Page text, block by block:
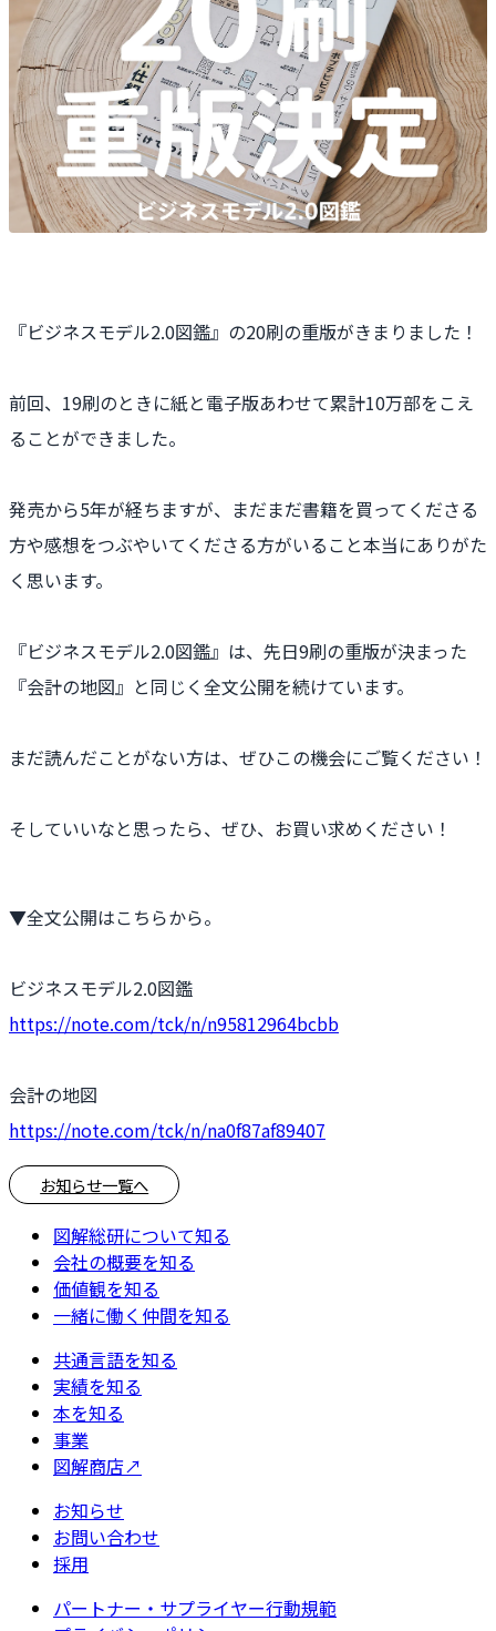
『ビジネスモデル2.0図鑑』の20刷の重版がきまりました！
前回、19刷のときに紙と電子版あわせて累計10万部をこえ
ることができました。
発売から5年が経ちますが、まだまだ書籍を買ってくださる
方や感想をつぶやいてくださる方がいること本当にありがた
く思います。
『ビジネスモデル2.0図鑑』は、先日9刷の重版が決まった
『会計の地図』と同じく全文公開を続けています。
まだ読んだことがない方は、ぜひこの機会にご覧ください！
そしていいなと思ったら、ぜひ、お買い求めください！
▼全文公開はこちらから。
ビジネスモデル2.0図鑑
https://note.com/tck/n/n95812964bcbb
会計の地図
https://note.com/tck/n/na0f87af89407
お知らせ一覧へ
図解総研について知る
会社の概要を知る
価値観を知る
一緒に働く仲間を知る
共通言語を知る
実績を知る
本を知る
事業
図解商店↗
お知らせ
お問い合わせ
採用
パートナー・サプライヤー行動規範